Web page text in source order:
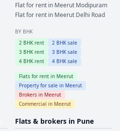
Flat for rent in Meerut Modipuram
Flat for rent in Meerut Delhi Road
BY BHK
2 BHK rent 2 BHK sale
3 BHK rent 3 BHK sale
4 BHK rent 4 BHK sale
Flats for rent in Meerut
Property for sale in Meerut
Brokers in Meerut
Commercial in Meerut
Flats & brokers in Pune